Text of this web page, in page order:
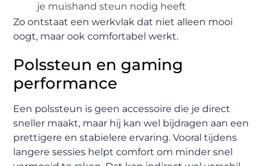
je muishand steun nodig heeft
Zo ontstaat een werkvlak dat niet alleen mooi
oogt, maar ook comfortabel werkt.
Polssteun en gaming
performance
Een polssteun is geen accessoire die je direct
sneller maakt, maar hij kan wel bijdragen aan een
prettigere en stabielere ervaring. Vooral tijdens
langere sessies helpt comfort om minder snel